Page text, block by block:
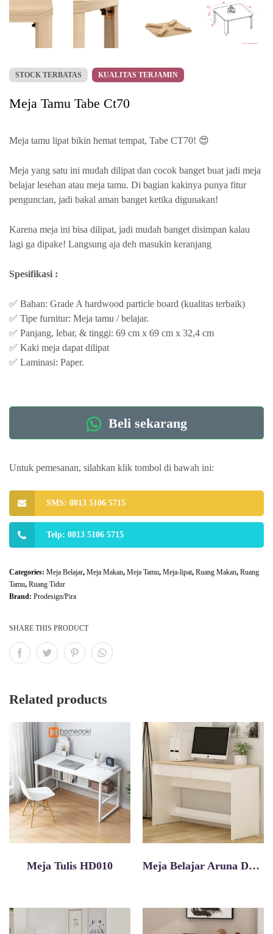
STOCK TERBATAS KUALITAS TERJAMIN
Meja Tamu Tabe Ct70
Meja tamu lipat bikin hemat tempat, Tabe CT70! 😍
Meja yang satu ini mudah dilipat dan cocok banget buat jadi meja
belajar lesehan atau meja tamu. Di bagian kakinya punya fitur
penguncian, jadi bakal aman banget ketika digunakan!
Karena meja ini bisa dilipat, jadi mudah banget disimpan kalau
lagi ga dipake! Langsung aja deh masukin keranjang
Spesifikasi :
✅ Bahan: Grade A hardwood particle board (kualitas terbaik)
✅ Tipe furnitur: Meja tamu / belajar.
✅ Panjang, lebar, & tinggi: 69 cm x 69 cm x 32,4 cm
✅ Kaki meja dapat dilipat
✅ Laminasi: Paper.
Beli sekarang
Untuk pemesanan, silahkan klik tombol di bawah ini:
SMS: 0813 5106 5715
Telp: 0813 5106 5715
Categories: Meja Belajar, Meja Makan, Meja Tamu, Meja-lipat, Ruang Makan, Ruang
Tamu, Ruang Tidur
Brand: Prodesign/Pira
SHARE THIS PRODUCT
Related products
Meja Tulis HD010 Meja Belajar Aruna Dk121